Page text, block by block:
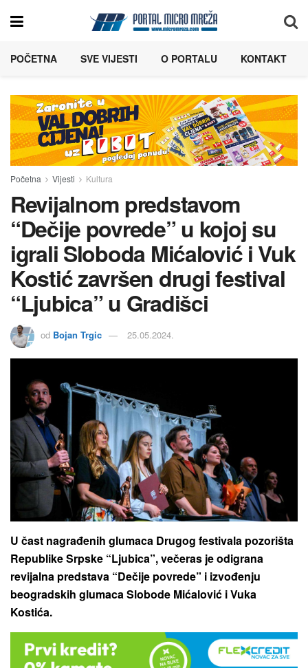
POČETNA SVE VIJESTI O PORTALU KONTAKT
Početna Vijesti Kultura
Revijalnom predstavom
“Dečije povrede” u kojoj su
igrali Sloboda Mićalović i Vuk
Kostić završen drugi festival
“Ljubica” u Gradišci
od Bojan Trgic 25.05.2024.
U čast nagrađenih glumaca Drugog festivala pozorišta
Republike Srpske “Ljubica”, večeras je odigrana
revijalna predstava “Dečije povrede” i izvođenju
beogradskih glumaca Slobode Mićalović i Vuka
Kostića.